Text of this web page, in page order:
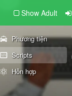
Show Adult
Phương tiện
Scripts
Hỗn hợp